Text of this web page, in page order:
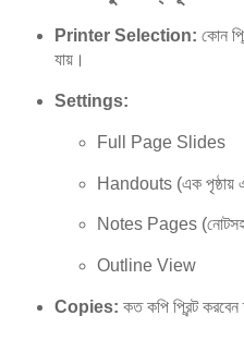
Printer Selection: কোন
যায়।
Settings:
Full Page Slides
Handouts (এক পৃষ্ঠায়
Notes Pages (নোটসহ
Outline View
Copies: কত কপি প্রিন্ট করবেন